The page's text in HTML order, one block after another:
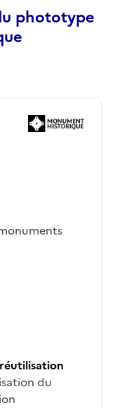
phototype
du